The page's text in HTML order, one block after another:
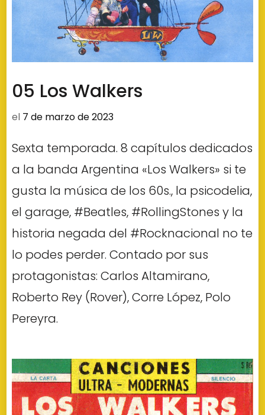
05 Los Walkers
el 7 de marzo de 2023
Sexta temporada. 8 capítulos dedicados
a la banda Argentina «Los Walkers» si te
gusta la música de los 60s., la psicodelia,
el garage, #Beatles, #RollingStones y la
historia negada del #Rocknacional no te
lo podes perder. Contado por sus
protagonistas: Carlos Altamirano,
Roberto Rey (Rover), Corre López, Polo
Pereyra.